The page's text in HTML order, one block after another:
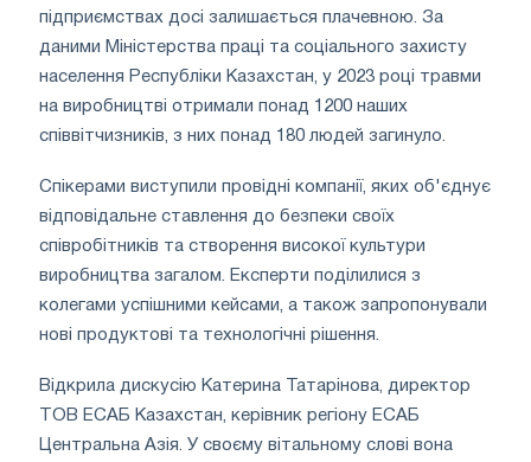
підприємствах досі залишається плачевною. За
даними Міністерства праці та соціального захисту
населення Республіки Казахстан, у 2023 році травми
на виробництві отримали понад 1200 наших
співвітчизників, з них понад 180 людей загинуло.
Спікерами виступили провідні компанії, яких об'єднує
відповідальне ставлення до безпеки своїх
співробітників та створення високої культури
виробництва загалом. Експерти поділилися з
колегами успішними кейсами, а також запропонували
нові продуктові та технологічні рішення.
Відкрила дискусію Катерина Татарінова, директор
ТОВ ЕСАБ Казахстан, керівник регіону ЕСАБ
Центральна Азія. У своєму вітальному слові вона